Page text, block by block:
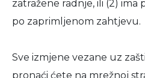
zatražene radnje, ili (2)
po zaprimljenom zahtjevu.
Sve izmjene vezane uz
pronaći ćete na mrežnoj